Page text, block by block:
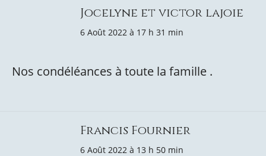
Jocelyne et victor lajoie
6 Août 2022 à 17 h 31 min
Nos condéléances à toute la famille .
Francis Fournier
6 Août 2022 à 13 h 50 min